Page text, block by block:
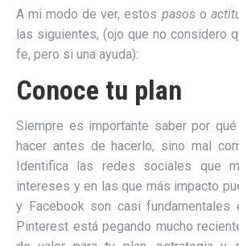
A mi modo de ver, estos pasoso
las siguientes, (ojo que no considero
fe, pero si una ayuda):
Conoce tu plan
Siempre es importante saber por
hacer antes de hacerlo, sino mal
Identifica las redes sociales que
intereses y en las que más impacto
y Facebook son casi fundamentales
Pinterest está pegando mucho